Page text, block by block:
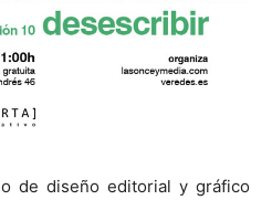
de diseño editorial y gráfico